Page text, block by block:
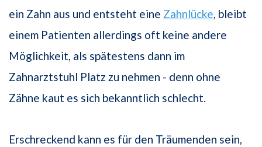
ein Zahn aus und entsteht eine Zahnlücke , bleibt
einem Patienten allerdings oft keine andere
Möglichkeit, als spätestens dann im
Zahnarztstuhl Platz zu nehmen - denn ohne
Zähne kaut es sich bekanntlich schlecht.
Erschreckend kann es für den Träumenden sein,